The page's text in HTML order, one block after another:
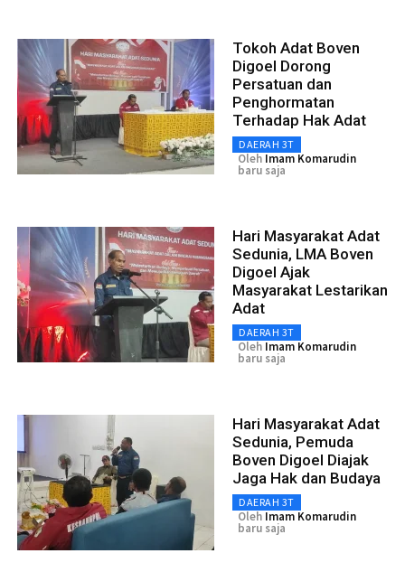
Tokoh Adat Boven
Digoel Dorong
Persatuan dan
Penghormatan
Terhadap Hak Adat
DAERAH 3T
Oleh Imam Komarudin
baru saja
Hari Masyarakat Adat
Sedunia, LMA Boven
Digoel Ajak
Masyarakat Lestarikan
Adat
DAERAH 3T
Oleh Imam Komarudin
baru saja
Hari Masyarakat Adat
Sedunia, Pemuda
Boven Digoel Diajak
Jaga Hak dan Budaya
DAERAH 3T
Oleh Imam Komarudin
baru saja